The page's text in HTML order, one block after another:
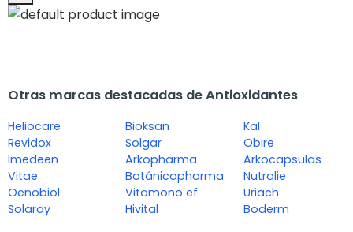
Otras marcas destacadas de Antioxidantes
Heliocare
Revidox
Imedeen
Vitae
Oenobiol
Solaray
Bioksan
Solgar
Arkopharma
Botánicapharma
Vitamono ef
Hivital
Kal
Obire
Arkocapsulas
Nutralie
Uriach
Boderm